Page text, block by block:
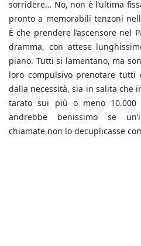
sorridere… No, non è l’ultima
pronto a memorabili tenzoni
È che prendere l’ascensore nel
dramma, con attese
piano. Tutti si lamentano, ma
loro compulsivo prenotare tutti
dalla necessità, sia in salita che
tarato sui più o meno 10.000
andrebbe benissimo se
chiamate non lo decuplicasse